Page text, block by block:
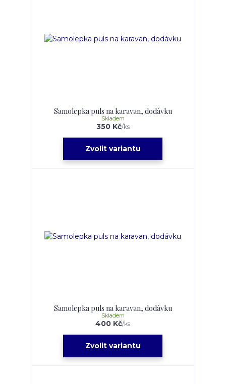
Samolepka puls na karavan, dodávku
350 Kč/ks
Skladem
Zvolit variantu
Samolepka puls na karavan, dodávku
400 Kč/ks
Skladem
Zvolit variantu